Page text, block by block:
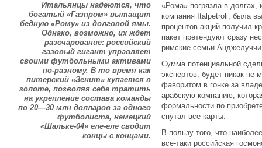
Итальянцы надеются, что
богатый «Газпром» вытащит
бедную «Рому» из долговой ямы.
Однако, возможно, их ждет
разочарование: российский
газовый гигант управляет
своими футбольными активами
по-разному. В то время как
питерский «Зенит» купается в
золоте, позволяя себе тратить
на укрепление состава команды
по 20—30 млн долларов за одного
футболиста, немецкий
«Шальке-04» еле-еле сводит
концы с концами.
«Рома» погрязла в долгах,
компания Italpetroli, была
процентов акций получил
пакет претендуют сразу
римские семьи
Сумма потенциальной
экспертов, будет никак
фаворитом в гонке за
арабскую компанию,
формальности по
спутал все карты.
В пользу того, что
все-таки российская